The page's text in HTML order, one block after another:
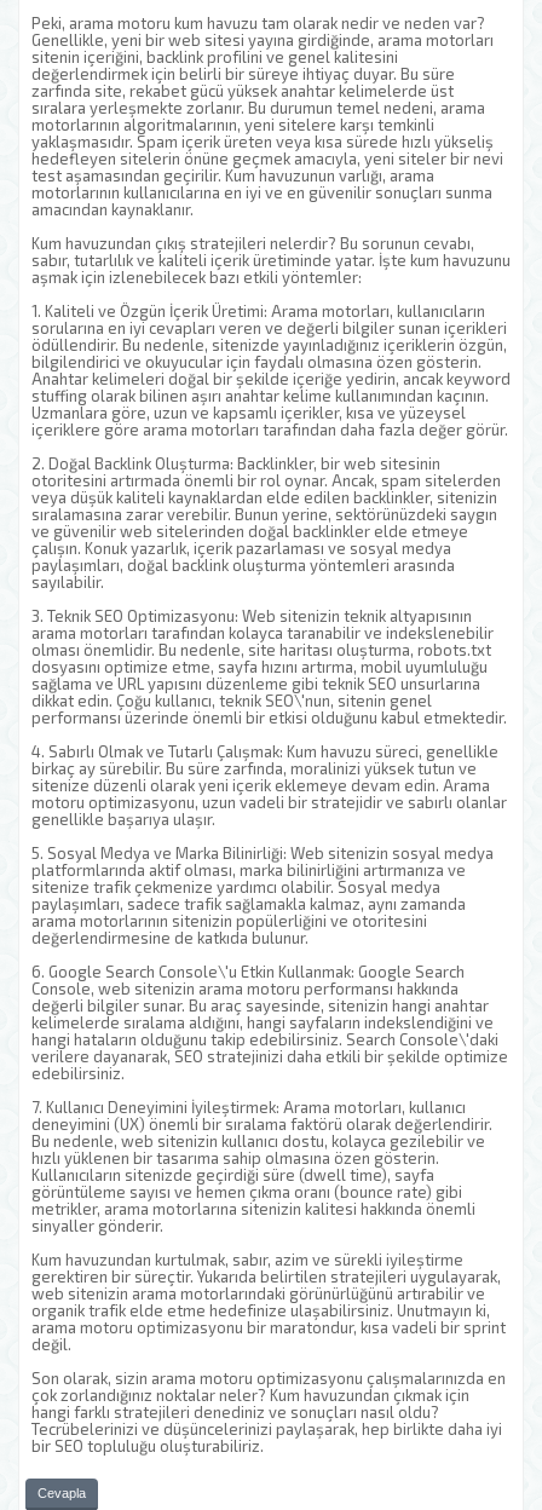
Peki, arama motoru kum havuzu tam olarak nedir ve neden var?
Genellikle, yeni bir web sitesi yayına girdiğinde, arama motorları
sitenin içeriğini, backlink profilini ve genel kalitesini
değerlendirmek için belirli bir süreye ihtiyaç duyar. Bu süre
zarfında site, rekabet gücü yüksek anahtar kelimelerde üst
sıralara yerleşmekte zorlanır. Bu durumun temel nedeni, arama
motorlarının algoritmalarının, yeni sitelere karşı temkinli
yaklaşmasıdır. Spam içerik üreten veya kısa sürede hızlı yükseliş
hedefleyen sitelerin önüne geçmek amacıyla, yeni siteler bir nevi
test aşamasından geçirilir. Kum havuzunun varlığı, arama
motorlarının kullanıcılarına en iyi ve en güvenilir sonuçları sunma
amacından kaynaklanır.
Kum havuzundan çıkış stratejileri nelerdir? Bu sorunun cevabı,
sabır, tutarlılık ve kaliteli içerik üretiminde yatar. İşte kum havuzunu
aşmak için izlenebilecek bazı etkili yöntemler:
1. Kaliteli ve Özgün İçerik Üretimi: Arama motorları, kullanıcıların
sorularına en iyi cevapları veren ve değerli bilgiler sunan içerikleri
ödüllendirir. Bu nedenle, sitenizde yayınladığınız içeriklerin özgün,
bilgilendirici ve okuyucular için faydalı olmasına özen gösterin.
Anahtar kelimeleri doğal bir şekilde içeriğe yedirin, ancak keyword
stuffing olarak bilinen aşırı anahtar kelime kullanımından kaçının.
Uzmanlara göre, uzun ve kapsamlı içerikler, kısa ve yüzeysel
içeriklere göre arama motorları tarafından daha fazla değer görür.
2. Doğal Backlink Oluşturma: Backlinkler, bir web sitesinin
otoritesini artırmada önemli bir rol oynar. Ancak, spam sitelerden
veya düşük kaliteli kaynaklardan elde edilen backlinkler, sitenizin
sıralamasına zarar verebilir. Bunun yerine, sektörünüzdeki saygın
ve güvenilir web sitelerinden doğal backlinkler elde etmeye
çalışın. Konuk yazarlık, içerik pazarlaması ve sosyal medya
paylaşımları, doğal backlink oluşturma yöntemleri arasında
sayılabilir.
3. Teknik SEO Optimizasyonu: Web sitenizin teknik altyapısının
arama motorları tarafından kolayca taranabilir ve indekslenebilir
olması önemlidir. Bu nedenle, site haritası oluşturma, robots.txt
dosyasını optimize etme, sayfa hızını artırma, mobil uyumluluğu
sağlama ve URL yapısını düzenleme gibi teknik SEO unsurlarına
dikkat edin. Çoğu kullanıcı, teknik SEO\'nun, sitenin genel
performansı üzerinde önemli bir etkisi olduğunu kabul etmektedir.
4. Sabırlı Olmak ve Tutarlı Çalışmak: Kum havuzu süreci, genellikle
birkaç ay sürebilir. Bu süre zarfında, moralinizi yüksek tutun ve
sitenize düzenli olarak yeni içerik eklemeye devam edin. Arama
motoru optimizasyonu, uzun vadeli bir stratejidir ve sabırlı olanlar
genellikle başarıya ulaşır.
5. Sosyal Medya ve Marka Bilinirliği: Web sitenizin sosyal medya
platformlarında aktif olması, marka bilinirliğini artırmanıza ve
sitenize trafik çekmenize yardımcı olabilir. Sosyal medya
paylaşımları, sadece trafik sağlamakla kalmaz, aynı zamanda
arama motorlarının sitenizin popülerliğini ve otoritesini
değerlendirmesine de katkıda bulunur.
6. Google Search Console\'u Etkin Kullanmak: Google Search
Console, web sitenizin arama motoru performansı hakkında
değerli bilgiler sunar. Bu araç sayesinde, sitenizin hangi anahtar
kelimelerde sıralama aldığını, hangi sayfaların indekslendiğini ve
hangi hataların olduğunu takip edebilirsiniz. Search Console\'daki
verilere dayanarak, SEO stratejinizi daha etkili bir şekilde optimize
edebilirsiniz.
7. Kullanıcı Deneyimini İyileştirmek: Arama motorları, kullanıcı
deneyimini (UX) önemli bir sıralama faktörü olarak değerlendirir.
Bu nedenle, web sitenizin kullanıcı dostu, kolayca gezilebilir ve
hızlı yüklenen bir tasarıma sahip olmasına özen gösterin.
Kullanıcıların sitenizde geçirdiği süre (dwell time), sayfa
görüntüleme sayısı ve hemen çıkma oranı (bounce rate) gibi
metrikler, arama motorlarına sitenizin kalitesi hakkında önemli
sinyaller gönderir.
Kum havuzundan kurtulmak, sabır, azim ve sürekli iyileştirme
gerektiren bir süreçtir. Yukarıda belirtilen stratejileri uygulayarak,
web sitenizin arama motorlarındaki görünürlüğünü artırabilir ve
organik trafik elde etme hedefinize ulaşabilirsiniz. Unutmayın ki,
arama motoru optimizasyonu bir maratondur, kısa vadeli bir sprint
değil.
Son olarak, sizin arama motoru optimizasyonu çalışmalarınızda en
çok zorlandığınız noktalar neler? Kum havuzundan çıkmak için
hangi farklı stratejileri denediniz ve sonuçları nasıl oldu?
Tecrübelerinizi ve düşüncelerinizi paylaşarak, hep birlikte daha iyi
bir SEO topluluğu oluşturabiliriz.
Cevapla